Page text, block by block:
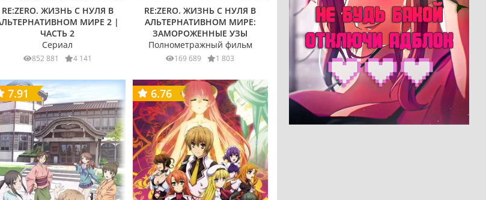
RE:ZERO. ЖИЗНЬ С НУЛЯ В
МИРЕ 2 |
ЧАСТЬ 2
Сериал
852 881 4 141
RE:ZERO. ЖИЗНЬ С НУЛЯ В
АЛЬТЕРНАТИВНОМ МИРЕ:
ЗАМОРОЖЕННЫЕ УЗЫ
Полнометражный фильм
169 689 1 803
7.91 6.76